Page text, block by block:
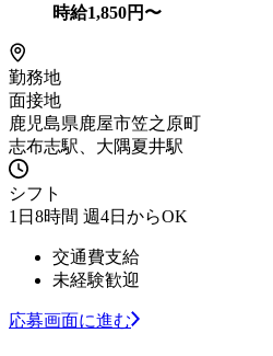
時給1,850円〜
勤務地
面接地
鹿児島県鹿屋市笠之原町
志布志駅、大隅夏井駅
シフト
1日8時間 週4日からOK
交通費支給
未経験歓迎
応募画面に進む